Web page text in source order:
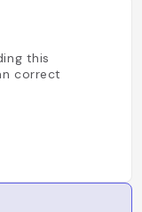
this
correct